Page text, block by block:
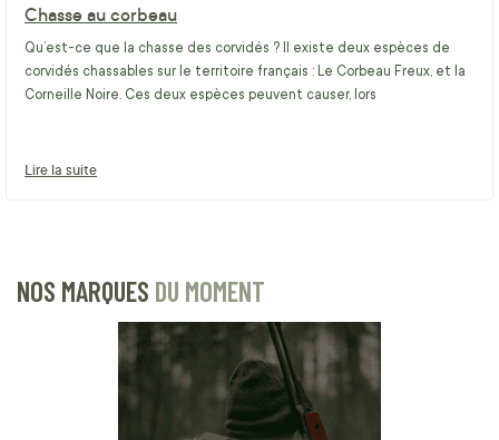
Chasse au corbeau
Qu’est-ce que la chasse des corvidés ? Il existe deux espèces de
corvidés chassables sur le territoire français : Le Corbeau Freux, et la
Corneille Noire. Ces deux espèces peuvent causer, lors
Lire la suite
NOS MARQUES DU MOMENT